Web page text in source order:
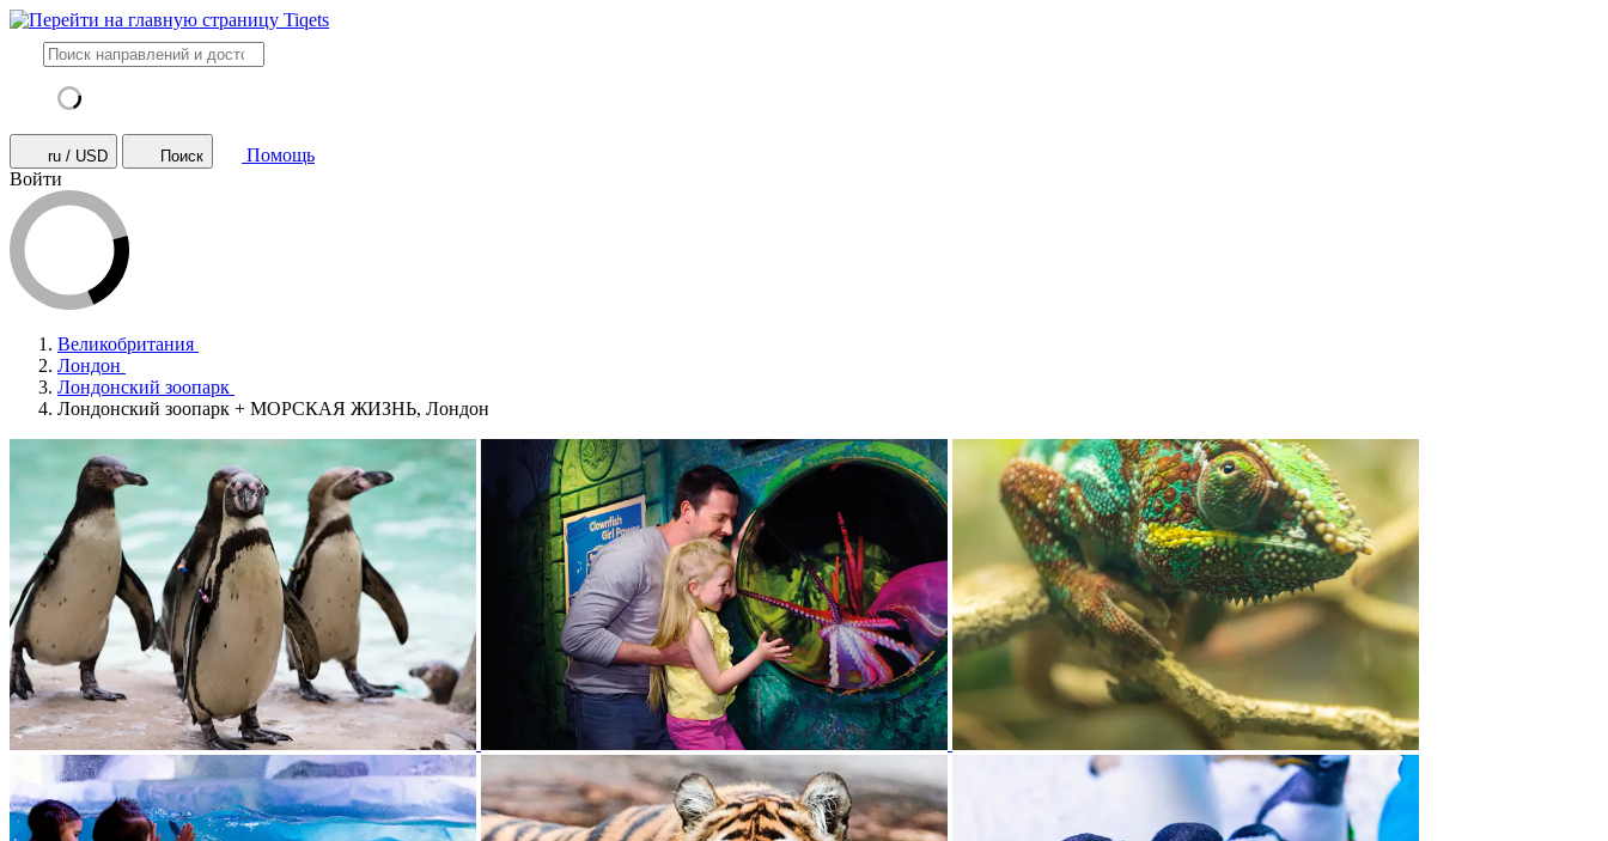
ru / USD Поиск
Помощь
Войти
Великобритания
Лондон
Лондонский зоопарк
Лондонский зоопарк + МОРСКАЯ ЖИЗНЬ, Лондон